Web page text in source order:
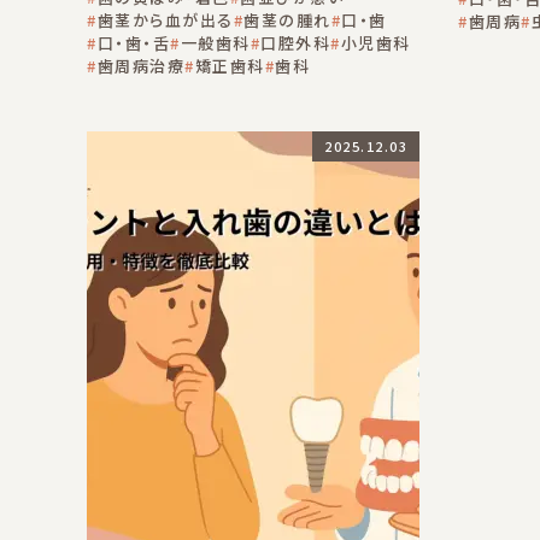
歯茎から血が出る 歯茎の腫れ 口・歯
口・歯・舌 一般歯科 口腔外科 小児歯科
歯周病治療 矯正歯科 歯科
歯周病
2025.12.03